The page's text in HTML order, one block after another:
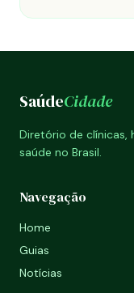
SaúdeCidade
Diretório de clínicas,
saúde no Brasil.
Navegação
Home
Guias
Notícias